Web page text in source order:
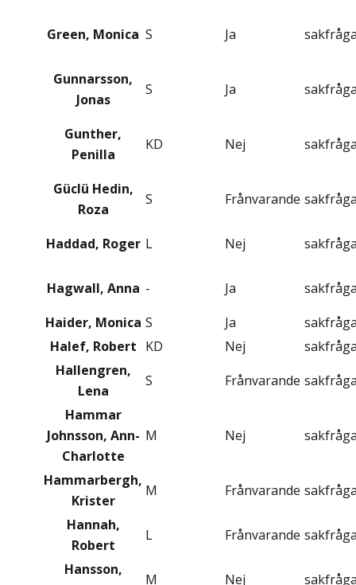
Green, Monica S Ja
Gunnarsson,
Jonas
S Ja
Gunther,
Penilla
KD Nej
Güclü Hedin,
Roza
S Frånvarande
Haddad, Roger L Nej
Hagwall, Anna - Ja
Haider, Monica S Ja
Halef, Robert KD Nej
Hallengren,
Lena
S Frånvarande
Hammar
Johnsson, Ann-
Charlotte
M Nej
Hammarbergh,
Krister
M Frånvarande
Hannah,
Robert
L Frånvarande
Hansson,
M Nej